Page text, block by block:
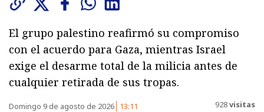
El grupo palestino reafirmó su compromiso
con el acuerdo para Gaza, mientras Israel
exige el desarme total de la milicia antes de
cualquier retirada de sus tropas.
Domingo 9 de agosto de 2026 13:11 928visitas